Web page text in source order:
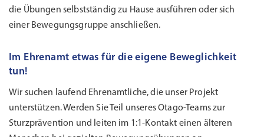
die Übungen selbstständig zu Hause ausführen oder sich
einer Bewegungsgruppe anschließen.
Im Ehrenamt etwas für die eigene Beweglichkeit
tun!
Wir suchen laufend Ehrenamtliche, die unser Projekt
unterstützen. Werden Sie Teil unseres Otago-Teams zur
Sturzprävention und leiten im 1:1-Kontakt einen älteren